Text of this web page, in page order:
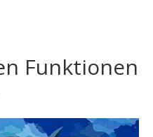
Funktionen